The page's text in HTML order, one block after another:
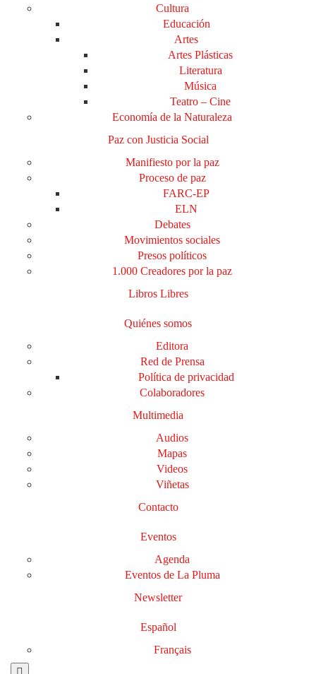
Cultura
Educación
Artes
Artes Plásticas
Literatura
Música
Teatro – Cine
Economía de la Naturaleza
Paz con Justicia Social
Manifiesto por la paz
Proceso de paz
FARC-EP
ELN
Debates
Movimientos sociales
Presos políticos
1.000 Creadores por la paz
Libros Libres
Quiénes somos
Editora
Red de Prensa
Política de privacidad
Colaboradores
Multimedia
Audios
Mapas
Videos
Viñetas
Contacto
Eventos
Agenda
Eventos de La Pluma
Newsletter
Español
Français